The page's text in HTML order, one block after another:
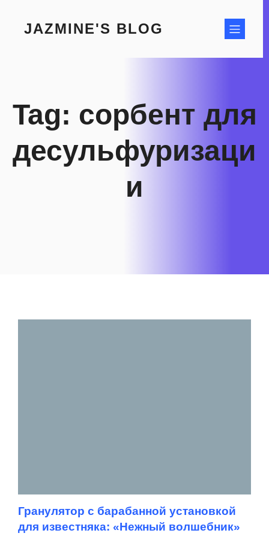
contentJAZMINE'S BLOG
Tag: сорбент для
десульфуризаци
и
Гранулятор с барабанной установкой
для известняка: «Нежный волшебник»